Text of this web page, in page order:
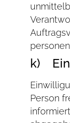
k)
Person